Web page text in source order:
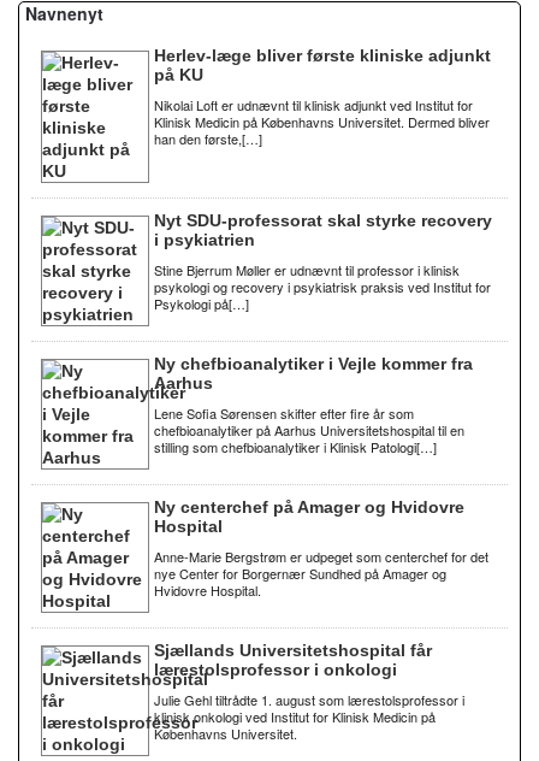
Navnenyt
Herlev-læge bliver første kliniske adjunkt
på KU
Nikolai Loft er udnævnt til klinisk adjunkt ved Institut for
Klinisk Medicin på Københavns Universitet. Dermed bliver
han den første,[…]
Nyt SDU-professorat skal styrke recovery
i psykiatrien
Stine Bjerrum Møller er udnævnt til professor i klinisk
psykologi og recovery i psykiatrisk praksis ved Institut for
Psykologi på[…]
Ny chefbioanalytiker i Vejle kommer fra
Aarhus
Lene Sofia Sørensen skifter efter fire år som
chefbioanalytiker på Aarhus Universitetshospital til en
stilling som chefbioanalytiker i Klinisk Patologi[…]
Ny centerchef på Amager og Hvidovre
Hospital
Anne-Marie Bergstrøm er udpeget som centerchef for det
nye Center for Borgernær Sundhed på Amager og
Hvidovre Hospital.
Sjællands Universitetshospital får
lærestolsprofessor i onkologi
Julie Gehl tiltrådte 1. august som lærestolsprofessor i
klinisk onkologi ved Institut for Klinisk Medicin på
Københavns Universitet.